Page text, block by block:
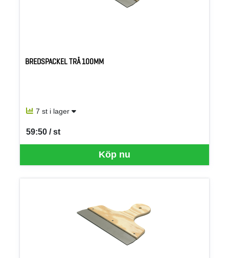
BREDSPACKEL TRÄ 100MM
7 st i lager
Köp nu
59:50 / st
SEK per ST